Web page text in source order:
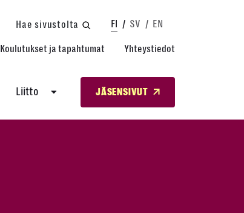
Hae sivustolta FI SV EN
Koulutukset ja tapahtumat Yhteystiedot
Liitto JÄSENSIVUT